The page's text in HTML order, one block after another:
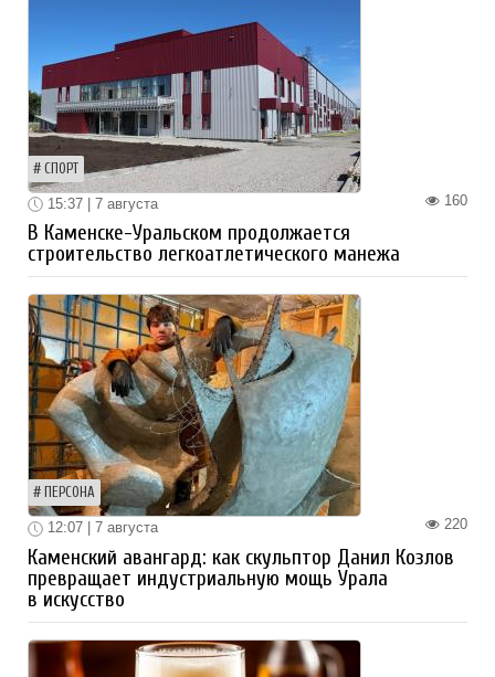
СПОРТ
160
15:37 | 7 августа
В Каменске-Уральском продолжается
строительство легкоатлетического манежа
ПЕРСОНА
220
12:07 | 7 августа
Каменский авангард: как скульптор Данил Козлов
превращает индустриальную мощь Урала
в искусство